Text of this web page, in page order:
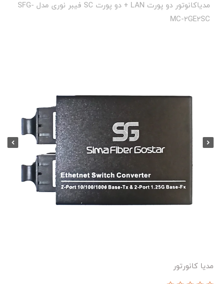
مدیاکانوتور دو پورت LAN + دو پورت SC فیبر نوری مدل SFG-
MC-2GE2SC
مدیا کانورتور